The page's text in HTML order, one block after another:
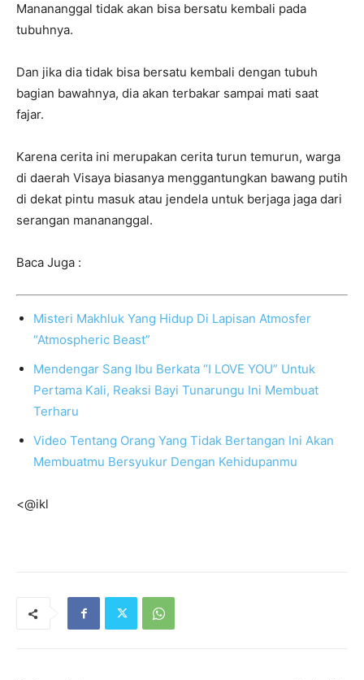
Manananggal tidak akan bisa bersatu kembali pada
tubuhnya.
Dan jika dia tidak bisa bersatu kembali dengan tubuh
bagian bawahnya, dia akan terbakar sampai mati saat
fajar.
Karena cerita ini merupakan cerita turun temurun, warga
di daerah Visaya biasanya menggantungkan bawang putih
di dekat pintu masuk atau jendela untuk berjaga jaga dari
serangan manananggal.
Baca Juga :
Misteri Makhluk Yang Hidup Di Lapisan Atmosfer
“Atmospheric Beast”
Mendengar Sang Ibu Berkata “I LOVE YOU” Untuk
Pertama Kali, Reaksi Bayi Tunarungu Ini Membuat
Terharu
Video Tentang Orang Yang Tidak Bertangan Ini Akan
Membuatmu Bersyukur Dengan Kehidupanmu
<@ikl